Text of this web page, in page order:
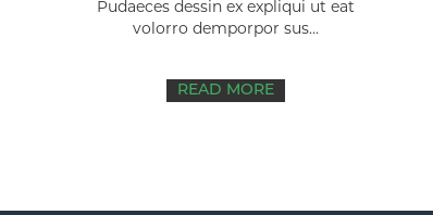
Pudaeces dessin ex expliqui ut eat
volorro demporpor sus...
READ MORE